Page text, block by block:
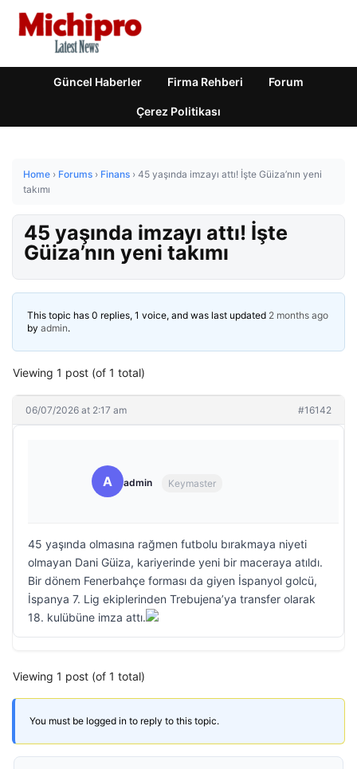
Güncel Haberler Firma Rehberi Forum
Çerez Politikası
Home › Forums › Finans › 45 yaşında imzayı attı! İşte Güiza’nın yeni
takımı
45 yaşında imzayı attı! İşte
Güiza’nın yeni takımı
This topic has 0 replies, 1 voice, and was last updated 2 months ago
by admin.
Viewing 1 post (of 1 total)
06/07/2026 at 2:17 am #16142
A admin Keymaster
45 yaşında olmasına rağmen futbolu bırakmaya niyeti
olmayan Dani Güiza, kariyerinde yeni bir maceraya atıldı.
Bir dönem Fenerbahçe forması da giyen İspanyol golcü,
İspanya 7. Lig ekiplerinden Trebujena’ya transfer olarak
18. kulübüne imza attı.
Viewing 1 post (of 1 total)
You must be logged in to reply to this topic.